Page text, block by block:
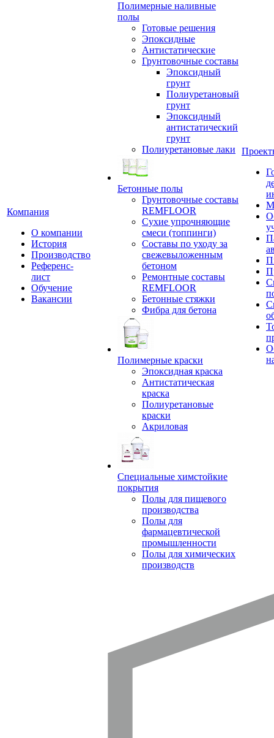
Компания
О компании
История
Производство
Референс-
лист
Обучение
Вакансии
Полимерные наливные
полы
Готовые решения
Эпоксидные
Антистатические
Грунтовочные составы
Эпоксидный
грунт
Полиуретановый
грунт
Эпоксидный
антистатический
грунт
Полиуретановые лаки
Бетонные полы
Грунтовочные составы
REMFLOOR
Сухие упрочняющие
смеси (топпинги)
Составы по уходу за
свежевыложенным
бетоном
Ремонтные составы
REMFLOOR
Бетонные стяжки
Фибра для бетона
Полимерные краски
Эпоксидная краска
Антистатическая
краска
Полиуретановые
краски
Акриловая
Специальные химстойкие
покрытия
Полы для пищевого
производства
Полы для
фармацевтической
промышленности
Полы для химических
производств